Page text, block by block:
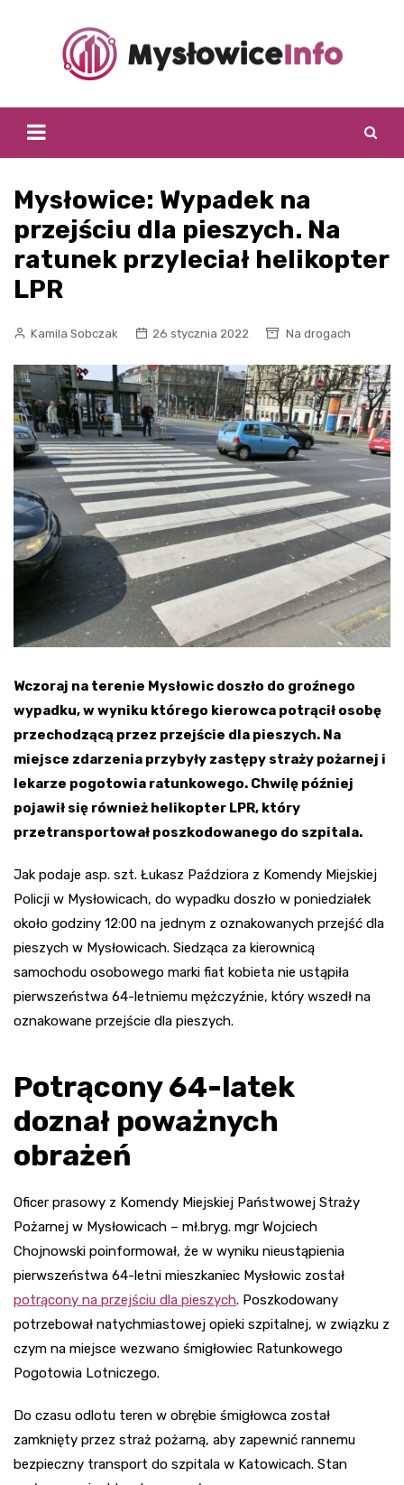
Mysłowice: Wypadek na
przejściu dla pieszych. Na
ratunek przyleciał helikopter
LPR
Kamila Sobczak 26 stycznia 2022 Na drogach
Wczoraj na terenie Mysłowic doszło do groźnego
wypadku, w wyniku którego kierowca potrącił osobę
przechodzącą przez przejście dla pieszych. Na
miejsce zdarzenia przybyły zastępy straży pożarnej i
lekarze pogotowia ratunkowego. Chwilę później
pojawił się również helikopter LPR, który
przetransportował poszkodowanego do szpitala.
Jak podaje asp. szt. Łukasz Paździora z Komendy Miejskiej
Policji w Mysłowicach, do wypadku doszło w poniedziałek
około godziny 12:00 na jednym z oznakowanych przejść dla
pieszych w Mysłowicach. Siedząca za kierownicą
samochodu osobowego marki fiat kobieta nie ustąpiła
pierwszeństwa 64-letniemu mężczyźnie, który wszedł na
oznakowane przejście dla pieszych.
Potrącony 64-latek
doznał poważnych
obrażeń
Oficer prasowy z Komendy Miejskiej Państwowej Straży
Pożarnej w Mysłowicach – mł.bryg. mgr Wojciech
Chojnowski poinformował, że w wyniku nieustąpienia
pierwszeństwa 64-letni mieszkaniec Mysłowic został
potrącony na przejściu dla pieszych. Poszkodowany
potrzebował natychmiastowej opieki szpitalnej, w związku z
czym na miejsce wezwano śmigłowiec Ratunkowego
Pogotowia Lotniczego.
Do czasu odlotu teren w obrębie śmigłowca został
zamknięty przez straż pożarną, aby zapewnić rannemu
bezpieczny transport do szpitala w Katowicach. Stan